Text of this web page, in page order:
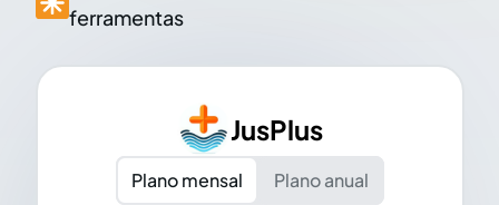
ferramentas
JusPlus
Plano mensal
Plano anual